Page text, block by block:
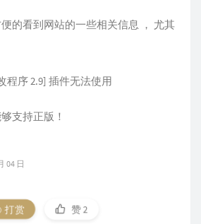
的看到网站的一些相关信息 ， 尤其
程序 2.9] 插件无法使用
支持正版！
04 日
打赏 赞2